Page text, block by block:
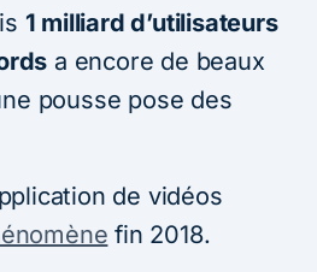
1 milliard d’utilisateurs
a encore de beaux
pousse pose des
de vidéos
fin 2018.